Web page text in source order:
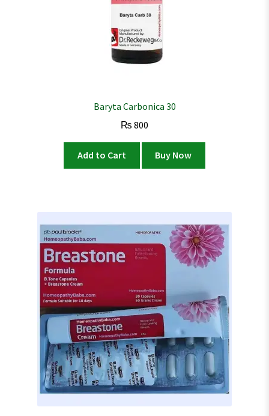
Baryta Carbonica 30
₨ 800
Add to Cart Buy Now